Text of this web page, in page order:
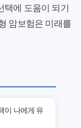
에 도움이 되기
암보험은 미래를
이 나에게 유